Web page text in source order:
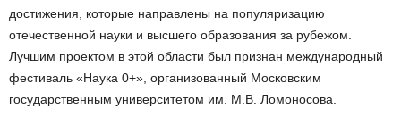
достижения, которые направлены на популяризацию
отечественной науки и высшего образования за рубежом.
Лучшим проектом в этой области был признан международный
фестиваль «Наука 0+», организованный Московским
государственным университетом им. М.В. Ломоносова.